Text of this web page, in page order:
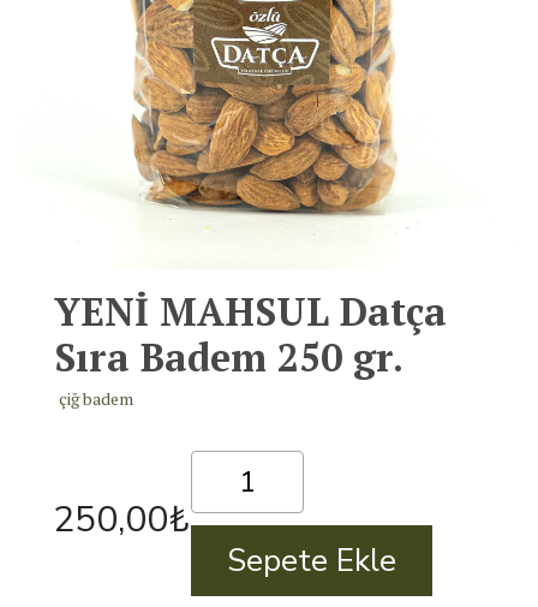
YENİ MAHSUL Datça
Sıra Badem 250 gr.
çiğ badem
250,00₺
MAHSUL
Datça
BademSepete Ekle